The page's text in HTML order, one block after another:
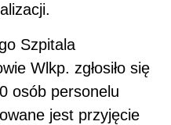
Szpitala
Wlkp. zgłosiło się
osób personelu
jest przyjęcie